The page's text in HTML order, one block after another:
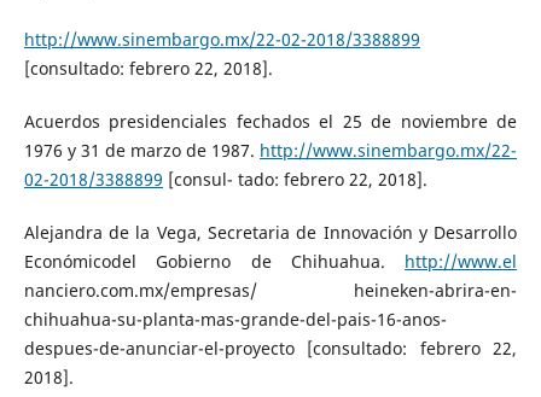
http://www.sinembargo.mx/22-02-2018/3388899
[consultado: febrero 22, 2018].
Acuerdos presidenciales fechados el 25 de noviembre de
1976 y 31 de marzo de 1987. http://www.sinembargo.mx/22-
02-2018/3388899 [consul- tado: febrero 22, 2018].
Alejandra de la Vega, Secretaria de Innovación y Desarrollo
Económicodel Gobierno de Chihuahua. http://www.el
nanciero.com.mx/empresas/ heineken-abrira-en-
chihuahua-su-planta-mas-grande-del-pais-16-anos-
despues-de-anunciar-el-proyecto [consultado: febrero 22,
2018].